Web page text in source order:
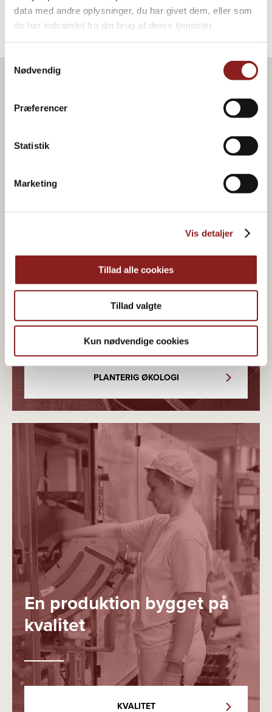
data med andre oplysninger, du har givet dem, eller som
de har indsamlet fra din brug af deres tjenester.
Samtykkevalg
Nødvendig
Præferencer
Statistik
Marketing
Vis detaljer
Tillad alle cookies
Tillad valgte
Kun nødvendige cookies
Økologisk & plantebaseret
madglæde
PLANTERIG ØKOLOGI
En produktion bygget på
kvalitet
KVALITET